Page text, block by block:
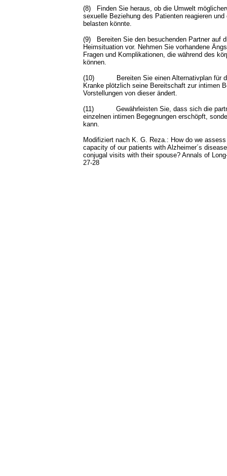
(8)
Finden Sie heraus, ob die Umwelt
sexuelle Beziehung des Patienten reagieren
belasten könnte.
(9)
Bereiten Sie den besuchenden Partner auf
Heimsituation vor. Nehmen Sie vorhandene
Fragen und Komplikationen, die während des
können.
(10)
Bereiten Sie einen Alternativplan für
Kranke plötzlich seine Bereitschaft zur intimen
Vorstellungen von dieser ändert.
(11)
Gewährleisten Sie, dass sich die
einzelnen intimen Begegnungen erschöpft,
kann.
Modifiziert nach K. G. Reza.: How do we
capacity of our patients with Alzheimer´s
conjugal visits with their spouse? Annals of
27-28